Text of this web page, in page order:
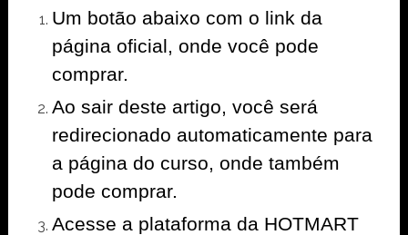
Um botão abaixo com o link da
página oficial, onde você pode
comprar.
Ao sair deste artigo, você será
redirecionado automaticamente para
a página do curso, onde também
pode comprar.
Acesse a plataforma da HOTMART